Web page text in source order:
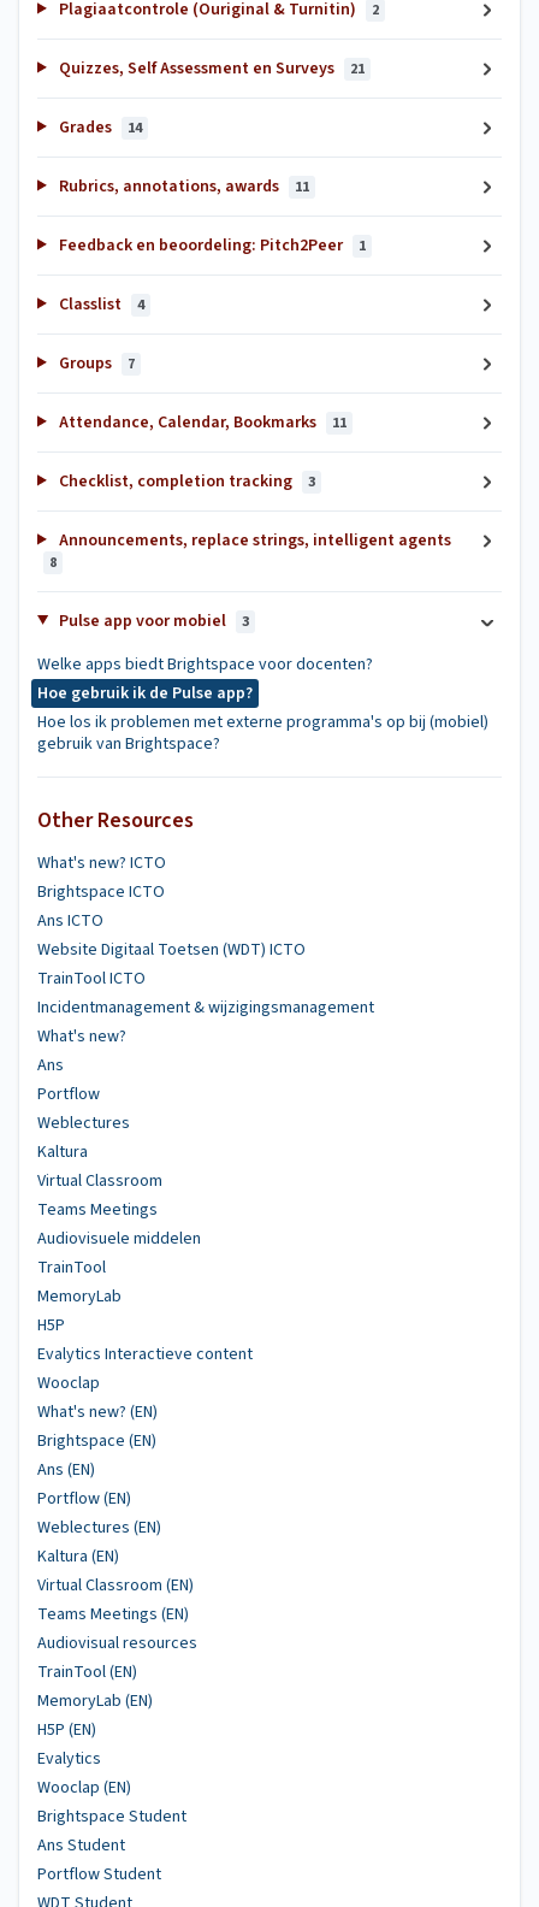
Plagiaatcontrole (Ouriginal & Turnitin) 2
Quizzes, Self Assessment en Surveys 21
Grades 14
Rubrics, annotations, awards 11
Feedback en beoordeling: Pitch2Peer 1
Classlist 4
Groups 7
Attendance, Calendar, Bookmarks 11
Checklist, completion tracking 3
Announcements, replace strings, intelligent agents
8
Pulse app voor mobiel 3
Welke apps biedt Brightspace voor docenten?
Hoe gebruik ik de Pulse app?
Hoe los ik problemen met externe programma's op bij (mobiel)
gebruik van Brightspace?
Other Resources
What's new? ICTO
Brightspace ICTO
Ans ICTO
Website Digitaal Toetsen (WDT) ICTO
TrainTool ICTO
Incidentmanagement & wijzigingsmanagement
What's new?
Ans
Portflow
Weblectures
Kaltura
Virtual Classroom
Teams Meetings
Audiovisuele middelen
TrainTool
MemoryLab
H5P
Evalytics Interactieve content
Wooclap
What's new? (EN)
Brightspace (EN)
Ans (EN)
Portflow (EN)
Weblectures (EN)
Kaltura (EN)
Virtual Classroom (EN)
Teams Meetings (EN)
Audiovisual resources
TrainTool (EN)
MemoryLab (EN)
H5P (EN)
Evalytics
Wooclap (EN)
Brightspace Student
Ans Student
Portflow Student